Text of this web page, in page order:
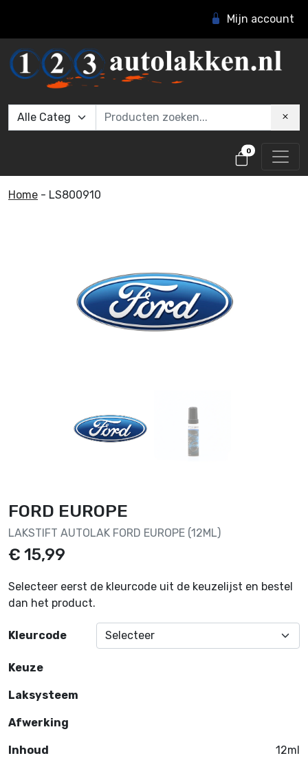
Mijn account
0
Home - LS800910
FORD EUROPE
LAKSTIFT AUTOLAK FORD EUROPE (12ML)
€ 15,99
Selecteer eerst de kleurcode uit de keuzelijst en bestel
dan het product.
Kleurcode
Keuze
Laksysteem
Afwerking
Inhoud 12ml